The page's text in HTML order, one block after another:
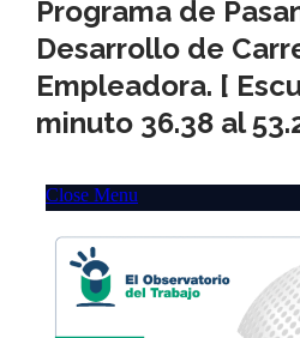
Programa de
Desarrollo de
Empleadora. [
minuto 36.38 al